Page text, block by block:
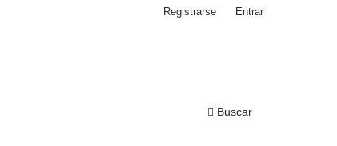
Buscar
Registrarse Entrar